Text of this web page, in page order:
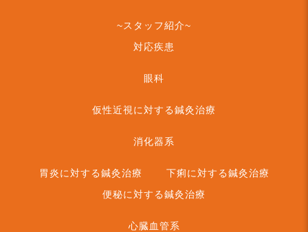
~スタッフ紹介~
対応疾患
眼科
仮性近視に対する鍼灸治療
消化器系
胃炎に対する鍼灸治療
下痢に対する鍼灸治療
便秘に対する鍼灸治療
心臓血管系